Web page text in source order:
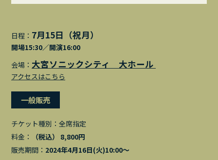
日程： 7月15日（祝月）
開場15:30／開演16:00
会場： 大宮ソニックシティ 大ホール
アクセスはこちら
一般販売
チケット種別： 全席指定
料金：
（税込） 8,800円
販売期間： 2024年4月16日(火)10:00〜